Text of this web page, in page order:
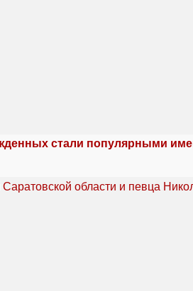
стали популярными